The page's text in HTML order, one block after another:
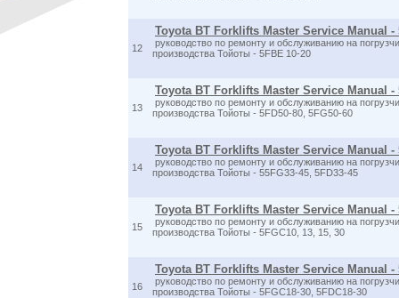
12
Toyota BT Forklifts Master Service Manual -
руководство по ремонту и обслуживанию на
производства Тойоты - 5FBE 10-20
13
Toyota BT Forklifts Master Service Manual -
руководство по ремонту и обслуживанию на
производства Тойоты - 5FD50-80, 5FG50-60
14
Toyota BT Forklifts Master Service Manual -
руководство по ремонту и обслуживанию на
производства Тойоты - 55FG33-45, 5FD33-45
15
Toyota BT Forklifts Master Service Manual -
руководство по ремонту и обслуживанию на
производства Тойоты - 5FGC10, 13, 15, 30
16
Toyota BT Forklifts Master Service Manual -
руководство по ремонту и обслуживанию на
производства Тойоты - 5FGC18-30, 5FDC18-30